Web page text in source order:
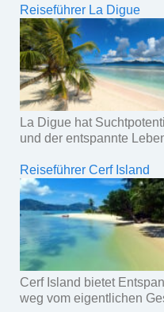
Reiseführer La Digue
La Digue hat
und der entspannte
Reiseführer Cerf Island
Cerf Island bietet
weg vom eigentlichen